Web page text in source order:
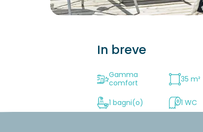
In breve
Gamma
comfort
35 m²
1 bagni(o) 1 WC